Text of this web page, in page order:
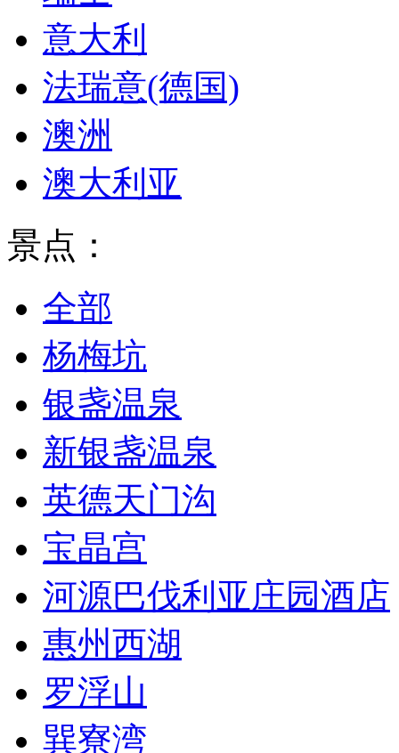
意大利
法瑞意(德国)
澳洲
澳大利亚
景点：
全部
杨梅坑
银盏温泉
新银盏温泉
英德天门沟
宝晶宫
河源巴伐利亚庄园酒店
惠州西湖
罗浮山
巽寮湾